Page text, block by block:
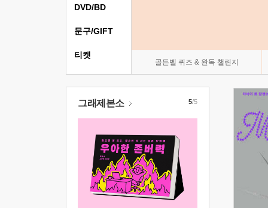
골든벨 퀴즈 & 완독 챌린지
DVD/BD
문구/GIFT
티켓
그래제본소 5/5